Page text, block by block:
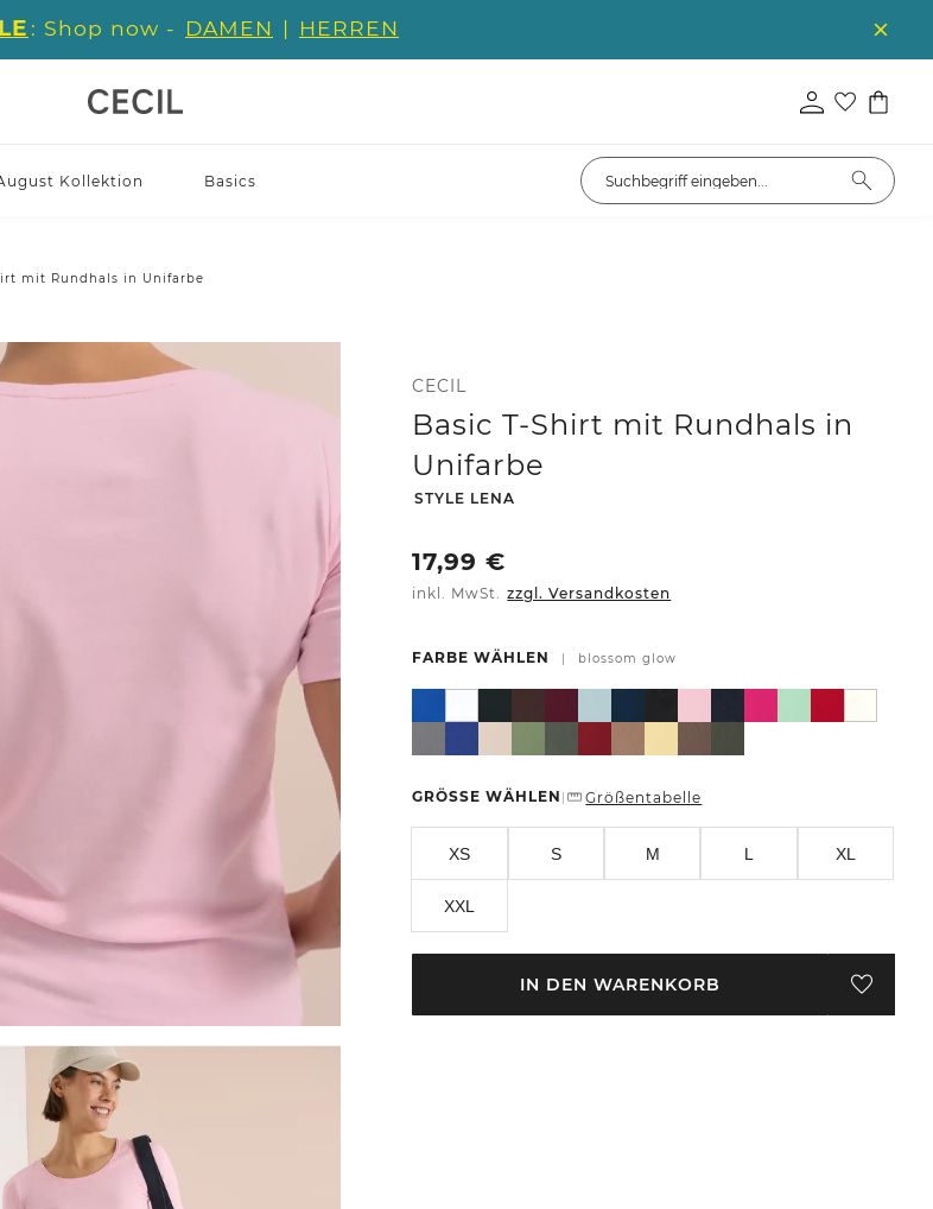
: Shop now - DAMEN | HERREN
Kollektion Basics
mit Rundhals in Unifarbe
CECIL
Basic T-Shirt mit Rundhals in
Unifarbe
-
STYLE LENA
17,99€
inkl. MwSt. zzgl. Versandkosten
FARBE WÄHLEN | blossom glow
GRÖSSE WÄHLEN | Größentabelle
XS S M L XL
XXL
IN DEN WARENKORB